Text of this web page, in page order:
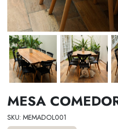
MESA
SKU: MEMADOL001